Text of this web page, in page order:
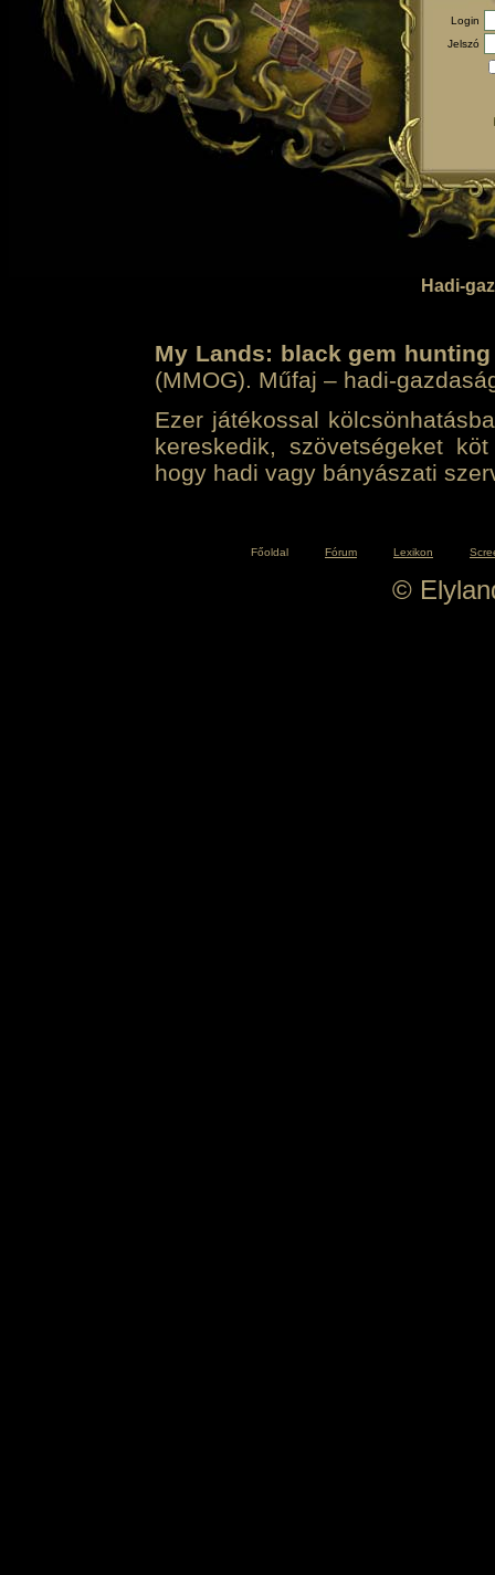
Login
Jelszó
Hadi-
My Lands: black gem hunting
(MMOG). Műfaj – hadi-
Ezer játékossal
kereskedik, szövetségeket
hogy hadi vagy bányászati
Főoldal Fórum Lexikon
©